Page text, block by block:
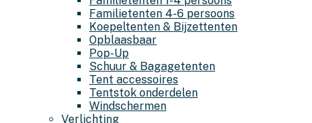
Familietenten 4-6 persoons
Koepeltenten & Bijzettenten
Opblaasbaar
Pop-Up
Schuur & Bagagetenten
Tent accessoires
Tentstok onderdelen
Windschermen
Verlichting